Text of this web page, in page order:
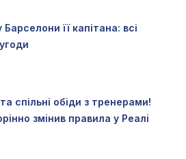
її капітана: всі
спільні обіди з тренерами!
змінив правила у Реалі